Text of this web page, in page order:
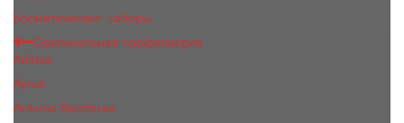
Косметические наборы
Оригинальная парфюмерия
Adidas
Ajmal
Antonio Banderas